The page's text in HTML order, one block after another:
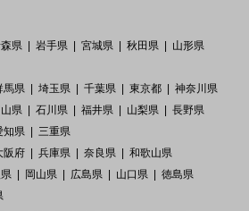
県 岩手県 宮城県 秋田県
山形県
馬県 埼玉県 千葉県 東京都
神奈川県
県 石川県 福井県 山梨県
長野県
知県
三重県
阪府 兵庫県 奈良県
和歌山県
岡山県 広島県 山口県
徳島県